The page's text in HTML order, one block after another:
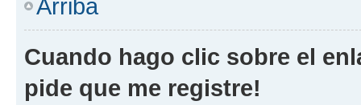
Arriba
Cuando hago clic sobre el
pide que me registre!